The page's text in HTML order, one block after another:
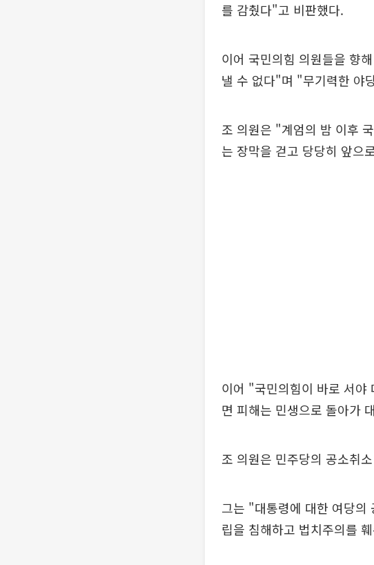
를 감췄다"고 비판했다.
이어 국민의힘 의원들을 향
낼 수 없다"며 "무기력한 야
조 의원은 "계엄의 밤 이후
는 장막을 걷고 당당히 앞으
이어 "국민의힘이 바로 서
면 피해는 민생으로 돌아가
조 의원은 민주당의 공소취
그는 "대통령에 대한 여당의
립을 침해하고 법치주의를